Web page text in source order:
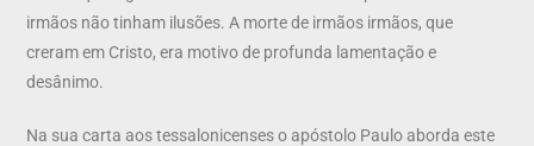
irmãos não tinham ilusões. A morte de irmãos irmãos, que
creram em Cristo, era motivo de profunda lamentação e
desânimo.
Na sua carta aos tessalonicenses o apóstolo Paulo aborda este